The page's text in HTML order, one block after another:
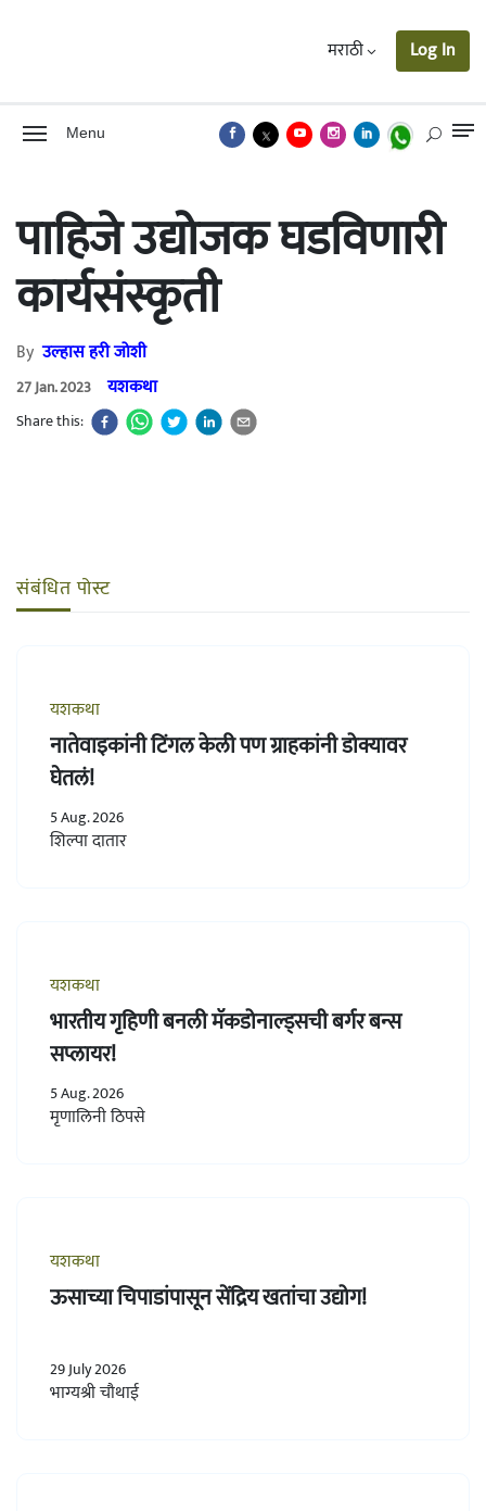
मराठी Log In
Menu
पाहिजे उद्योजक घडविणारी
कार्यसंस्कृती
Byउल्हास हरी जोशी
27 Jan. 2023 यशकथा
Share this:
संबंधित पोस्ट
यशकथा
नातेवाइकांनी टिंगल केली पण ग्राहकांनी डोक्यावर
घेतलं!
5 Aug. 2026
शिल्पा दातार
यशकथा
भारतीय गृहिणी बनली मॅकडोनाल्ड्सची बर्गर बन्स
सप्लायर!
5 Aug. 2026
मृणालिनी ठिपसे
यशकथा
ऊसाच्या चिपाडांपासून सेंद्रिय खतांचा उद्योग!
29 July 2026
भाग्यश्री चौथाई